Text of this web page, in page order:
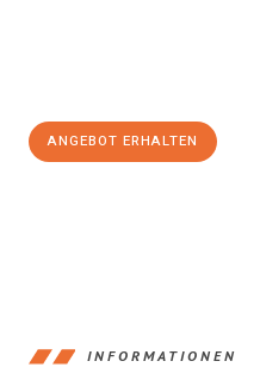
ANGEBOT ERHALTEN
INFORMATIONEN